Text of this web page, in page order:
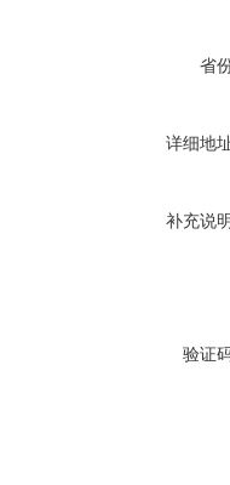
省
详细地
补充说
验证